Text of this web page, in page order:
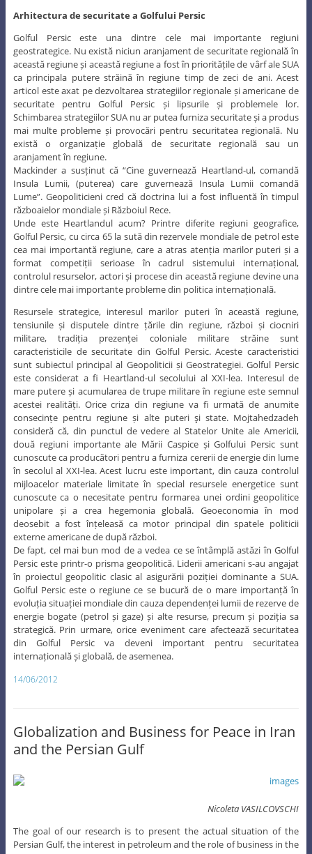
Arhitectura de securitate a Golfului Persic
Golful Persic este una dintre cele mai importante regiuni
geostrategice. Nu există niciun aranjament de securitate regională în
această regiune și această regiune a fost în prioritățile de vârf ale SUA
ca principala putere străină în regiune timp de zeci de ani. Acest
articol este axat pe dezvoltarea strategiilor regionale și americane de
securitate pentru Golful Persic și lipsurile și problemele lor.
Schimbarea strategiilor SUA nu ar putea furniza securitate și a produs
mai multe probleme și provocări pentru securitatea regională. Nu
există o organizație globală de securitate regională sau un
aranjament în regiune.
Mackinder a susținut că “Cine guvernează Heartland-ul, comandă
Insula Lumii, (puterea) care guvernează Insula Lumii comandă
Lume”. Geopoliticieni cred că doctrina lui a fost influentă în timpul
războaielor mondiale și Războiul Rece.
Unde este Heartlandul acum? Printre diferite regiuni geografice,
Golful Persic, cu circa 65 la sută din rezervele mondiale de petrol este
cea mai importantă regiune, care a atras atenția marilor puteri și a
format competiții serioase în cadrul sistemului internațional,
controlul resurselor, actori și procese din această regiune devine una
dintre cele mai importante probleme din politica internațională.
Resursele strategice, interesul marilor puteri în această regiune,
tensiunile și disputele dintre țările din regiune, război și ciocniri
militare, tradiția prezenței coloniale militare străine sunt
caracteristicile de securitate din Golful Persic. Aceste caracteristici
sunt subiectul principal al Geopoliticii și Geostrategiei. Golful Persic
este considerat a fi Heartland-ul secolului al XXI-lea. Interesul de
mare putere și acumularea de trupe militare în regiune este semnul
acestei realități. Orice criza din regiune va fi urmată de anumite
consecințe pentru regiune și alte puteri şi state. Mojtahedzadeh
consideră că, din punctul de vedere al Statelor Unite ale Americii,
două regiuni importante ale Mării Caspice și Golfului Persic sunt
cunoscute ca producători pentru a furniza cererii de energie din lume
în secolul al XXI-lea. Acest lucru este important, din cauza controlul
mijloacelor materiale limitate în special resursele energetice sunt
cunoscute ca o necesitate pentru formarea unei ordini geopolitice
unipolare și a crea hegemonia globală. Geoeconomia în mod
deosebit a fost înțeleasă ca motor principal din spatele politicii
externe americane de după război.
De fapt, cel mai bun mod de a vedea ce se întâmplă astăzi în Golful
Persic este printr-o prisma geopolitică. Liderii americani s-au angajat
în proiectul geopolitic clasic al asigurării poziției dominante a SUA.
Golful Persic este o regiune ce se bucură de o mare importanță în
evoluția situației mondiale din cauza dependenței lumii de rezerve de
energie bogate (petrol și gaze) și alte resurse, precum și poziția sa
strategică. Prin urmare, orice eveniment care afectează securitatea
din Golful Persic va deveni important pentru securitatea
internațională și globală, de asemenea.
14/06/2012
Globalization and Business for Peace in Iran
and the Persian Gulf
Nicoleta VASILCOVSCHI
The goal of our research is to present the actual situation of the
Persian Gulf, the interest in petroleum and the role of business in the